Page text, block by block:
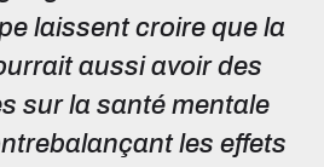
laissent croire que la
aussi avoir des
sur la santé mentale
les effets